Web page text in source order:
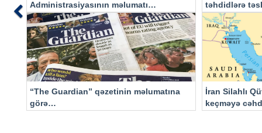
Administrasiyasının məlumatı
əsasında…
təhdidlərə
“The Guardian” qəzetinin məlumatına
görə…
İran Silahlı
keçməyə
Previous